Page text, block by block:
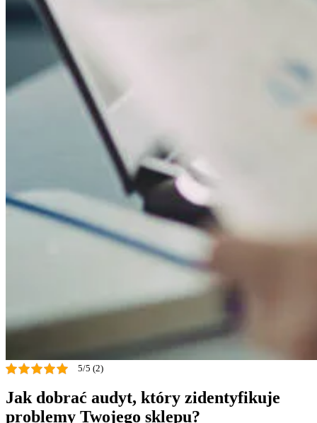
5/5 (2)
Jak dobrać audyt, który zidentyfikuje
problemy Twojego sklepu?